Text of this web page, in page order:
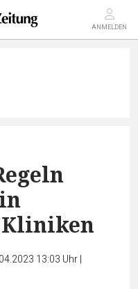
ANMELDEN
13:03 Uhr|